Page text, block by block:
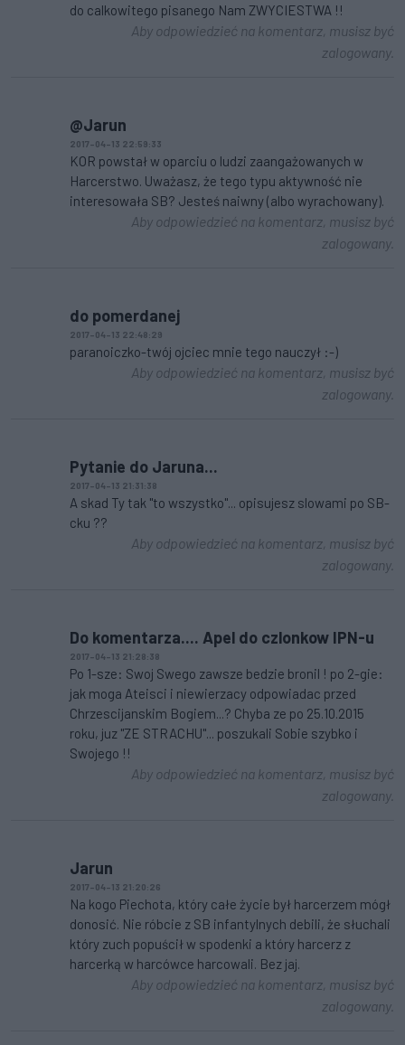
do calkowitego pisanego Nam ZWYCIESTWA !!
Aby odpowiedzieć na komentarz, musisz być
zalogowany.
@Jarun
2017-04-13 22:59:33
KOR powstał w oparciu o ludzi zaangażowanych w
Harcerstwo. Uważasz, że tego typu aktywność nie
interesowała SB? Jesteś naiwny (albo wyrachowany).
Aby odpowiedzieć na komentarz, musisz być
zalogowany.
do pomerdanej
2017-04-13 22:48:29
paranoiczko-twój ojciec mnie tego nauczył :-)
Aby odpowiedzieć na komentarz, musisz być
zalogowany.
Pytanie do Jaruna...
2017-04-13 21:31:38
A skad Ty tak "to wszystko"... opisujesz slowami po SB-
cku ??
Aby odpowiedzieć na komentarz, musisz być
zalogowany.
Do komentarza.... Apel do czlonkow IPN-u
2017-04-13 21:28:38
Po 1-sze: Swoj Swego zawsze bedzie bronil ! po 2-gie:
jak moga Ateisci i niewierzacy odpowiadac przed
Chrzescijanskim Bogiem...? Chyba ze po 25.10.2015
roku, juz "ZE STRACHU"... poszukali Sobie szybko i
Swojego !!
Aby odpowiedzieć na komentarz, musisz być
zalogowany.
Jarun
2017-04-13 21:20:26
Na kogo Piechota, który całe życie był harcerzem mógł
donosić. Nie róbcie z SB infantylnych debili, że słuchali
który zuch popuścił w spodenki a który harcerz z
harcerką w harcówce harcowali. Bez jaj.
Aby odpowiedzieć na komentarz, musisz być
zalogowany.